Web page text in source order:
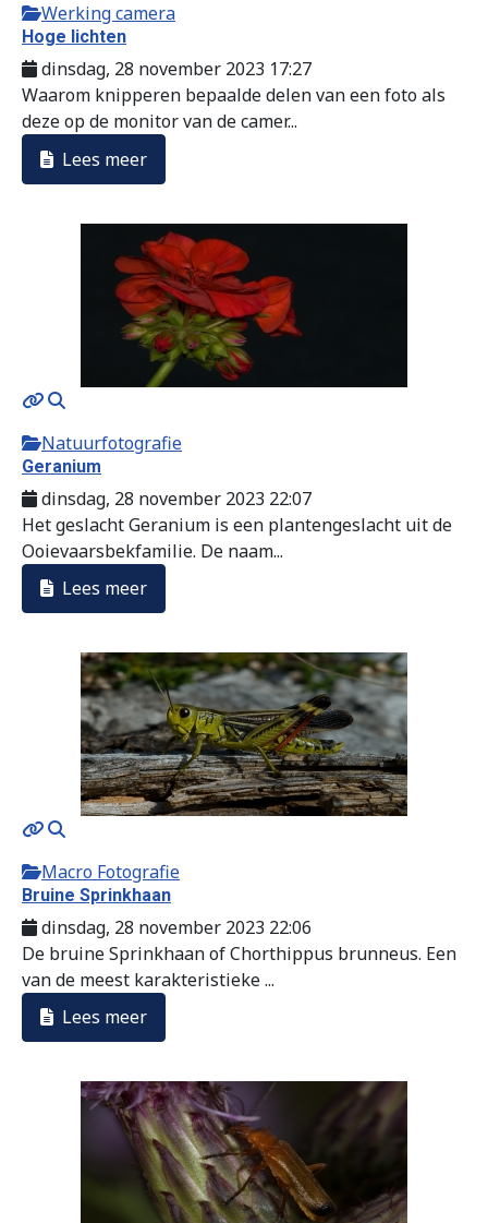
Werking camera
Hoge lichten
dinsdag, 28 november 2023 17:27
Waarom knipperen bepaalde delen van een foto als
deze op de monitor van de camer...
Lees meer
Natuurfotografie
Geranium
dinsdag, 28 november 2023 22:07
Het geslacht Geranium is een plantengeslacht uit de
Ooievaarsbekfamilie. De naam...
Lees meer
Macro Fotografie
Bruine Sprinkhaan
dinsdag, 28 november 2023 22:06
De bruine Sprinkhaan of Chorthippus brunneus. Een
van de meest karakteristieke ...
Lees meer